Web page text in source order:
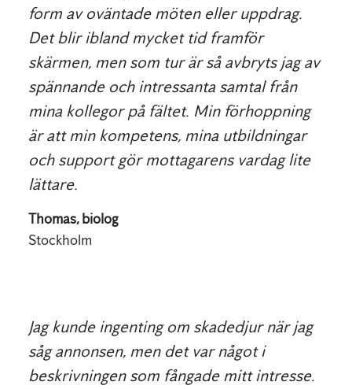
form av oväntade möten eller uppdrag.
Det blir ibland mycket tid framför
skärmen, men som tur är så avbryts jag av
spännande och intressanta samtal från
mina kollegor på fältet. Min förhoppning
är att min kompetens, mina utbildningar
och support gör mottagarens vardag lite
lättare.
Thomas, biolog
Stockholm
Jag kunde ingenting om skadedjur när jag
såg annonsen, men det var något i
beskrivningen som fångade mitt intresse.